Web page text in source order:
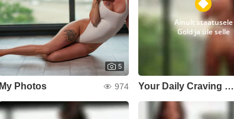
5
My Photos 974
Ainult staatusele
Gold ja üle selle
Your Daily Craving 🍒🔞